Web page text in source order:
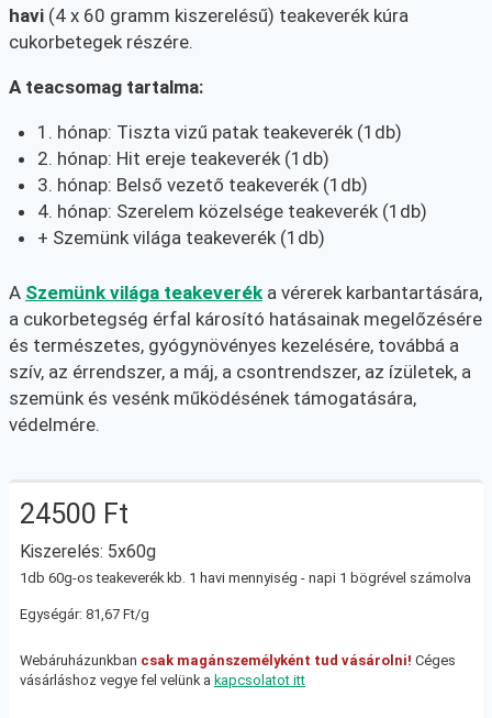
havi (4 x 60 gramm kiszerelésű) teakeverék kúra
cukorbetegek részére.
A teacsomag tartalma:
1. hónap: Tiszta vizű patak teakeverék (1db)
2. hónap: Hit ereje teakeverék (1db)
3. hónap: Belső vezető teakeverék (1db)
4. hónap: Szerelem közelsége teakeverék (1db)
+ Szemünk világa teakeverék (1db)
A Szemünk világa teakeverék a vérerek karbantartására,
a cukorbetegség érfal károsító hatásainak megelőzésére
és természetes, gyógynövényes kezelésére, továbbá a
szív, az érrendszer, a máj, a csontrendszer, az ízületek, a
szemünk és vesénk működésének támogatására,
védelmére.
24500 Ft
Kiszerelés: 5x60g
1db 60g-os teakeverék kb. 1 havi mennyiség - napi 1 bögrével számolva
Egységár: 81,67 Ft/g
Webáruházunkban csak magánszemélyként tud vásárolni! Céges
vásárláshoz vegye fel velünk a kapcsolatot itt